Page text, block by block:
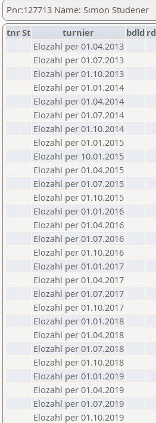
Pnr:127713 Name: Simon Studener
tnrSt turnier bdld rd
Elozahl per 01.04.2013
Elozahl per 01.07.2013
Elozahl per 01.10.2013
Elozahl per 01.01.2014
Elozahl per 01.04.2014
Elozahl per 01.07.2014
Elozahl per 01.10.2014
Elozahl per 01.01.2015
Elozahl per 10.01.2015
Elozahl per 01.04.2015
Elozahl per 01.07.2015
Elozahl per 01.10.2015
Elozahl per 01.01.2016
Elozahl per 01.04.2016
Elozahl per 01.07.2016
Elozahl per 01.10.2016
Elozahl per 01.01.2017
Elozahl per 01.04.2017
Elozahl per 01.07.2017
Elozahl per 01.10.2017
Elozahl per 01.01.2018
Elozahl per 01.04.2018
Elozahl per 01.07.2018
Elozahl per 01.10.2018
Elozahl per 01.01.2019
Elozahl per 01.04.2019
Elozahl per 01.07.2019
Elozahl per 01.10.2019